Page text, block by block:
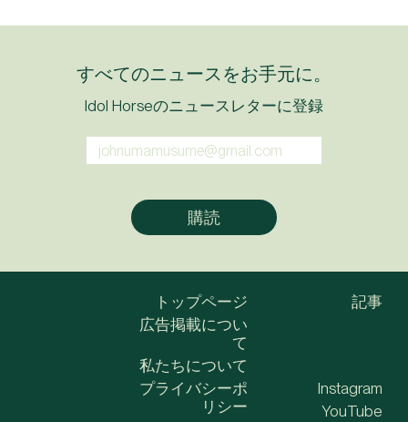
すべてのニュースをお手元に。
Idol Horseのニュースレターに登録
トップページ
広告掲載につい
て
私たちについて
記事
プライバシーポ
リシー
Instagram
YouTube